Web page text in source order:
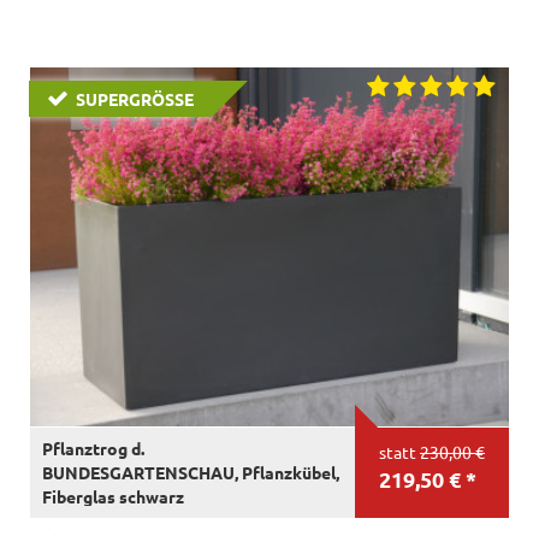
SUPERGRÖSSE
statt 230,00 €
219,50 € *
Pflanztrog d.
BUNDESGARTENSCHAU, Pflanzkübel,
Fiberglas schwarz